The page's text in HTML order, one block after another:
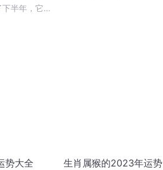
半年，它是
势大全 生肖属猴的2023年运势